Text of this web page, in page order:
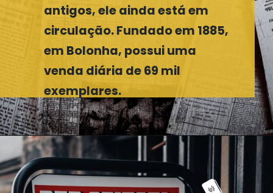
antigos, ele ainda está em
circulação. Fundado em 1885,
em Bolonha, possui uma
venda diária de 69 mil
exemplares.